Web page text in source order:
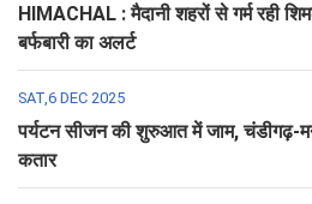
HIMACHAL : मैदानी शहरों से गर्म रही
बर्फबारी का अलर्ट
SAT,6 DEC 2025
पर्यटन सीजन की शुरुआत में जाम, चंडीगढ़-
कतार